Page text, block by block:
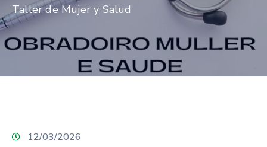
Turismo
Noticias
Taller de Mujer y Salud
12/03/2026